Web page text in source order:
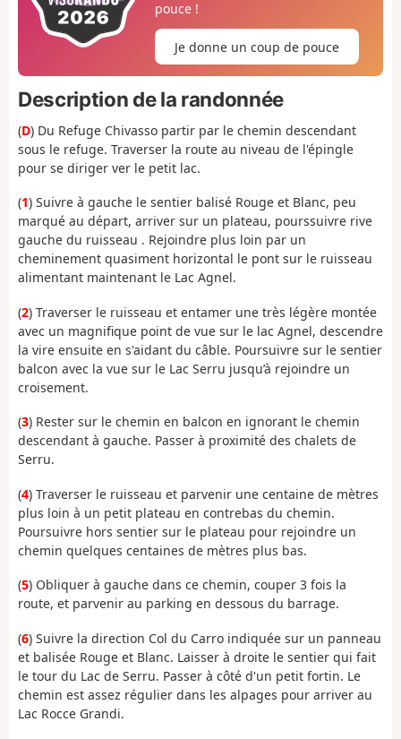
pouce !
Je donne un coup de pouce
Description de la randonnée
(D) Du Refuge Chivasso partir par le chemin descendant
sous le refuge. Traverser la route au niveau de l'épingle
pour se diriger ver le petit lac.
(1) Suivre à gauche le sentier balisé Rouge et Blanc, peu
marqué au départ, arriver sur un plateau, pourssuivre rive
gauche du ruisseau . Rejoindre plus loin par un
cheminement quasiment horizontal le pont sur le ruisseau
alimentant maintenant le Lac Agnel.
(2) Traverser le ruisseau et entamer une très légère montée
avec un magnifique point de vue sur le lac Agnel, descendre
la vire ensuite en s'aidant du câble. Poursuivre sur le sentier
balcon avec la vue sur le Lac Serru jusqu’à rejoindre un
croisement.
(3) Rester sur le chemin en balcon en ignorant le chemin
descendant à gauche. Passer à proximité des chalets de
Serru.
(4) Traverser le ruisseau et parvenir une centaine de mètres
plus loin à un petit plateau en contrebas du chemin.
Poursuivre hors sentier sur le plateau pour rejoindre un
chemin quelques centaines de mètres plus bas.
(5) Obliquer à gauche dans ce chemin, couper 3 fois la
route, et parvenir au parking en dessous du barrage.
(6) Suivre la direction Col du Carro indiquée sur un panneau
et balisée Rouge et Blanc. Laisser à droite le sentier qui fait
le tour du Lac de Serru. Passer à côté d'un petit fortin. Le
chemin est assez régulier dans les alpages pour arriver au
Lac Rocce Grandi.